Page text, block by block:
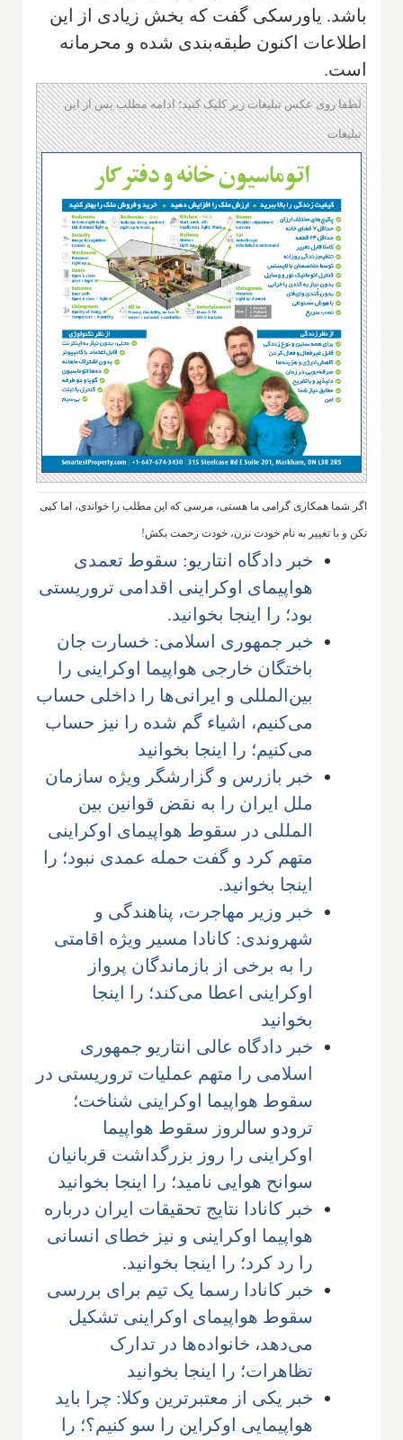
باشد. یاورسکی گفت که بخش زیادی از این
اطلاعات اکنون طبقه‌بندی شده و محرمانه
است.
لطفا روی عکس تبلیغات زیر کلیک کنید؛ ادامه مطلب پس از این
تبلیغات
اگر شما همکاری گرامی ما هستی، مرسی که این مطلب را خواندی، اما کپی
نکن و با تغییر به نام خودت نزن، خودت زحمت بکش!
خبر دادگاه انتاریو: سقوط تعمدی
هواپیمای اوکراینی اقدامی تروریستی
بود؛ را اینجا بخوانید.
خبر جمهوری اسلامی: خسارت جان
باختگان خارجی هواپیما اوکراینی را
بین‌المللی و ایرانی‌ها را داخلی حساب
می‌کنیم، اشیاء گم شده را نیز حساب
می‌کنیم؛ را اینجا بخوانید
خبر بازرس و گزارشگر ویژه سازمان
ملل ایران را به نقض قوانین بین
المللی در سقوط هواپیمای اوکراینی
متهم کرد و گفت حمله عمدی نبود؛ را
اینجا بخوانید.
خبر وزیر مهاجرت، پناهندگی و
شهروندی: کانادا مسیر ویژه اقامتی
را به برخی از بازماندگان پرواز
اوکراینی اعطا می‌کند؛ را اینجا
بخوانید
خبر دادگاه عالی انتاریو جمهوری
اسلامی را متهم عملیات تروریستی در
سقوط هواپیما اوکراینی شناخت؛
ترودو سالروز سقوط هواپیما
اوکراینی را روز بزرگداشت قربانیان
سوانح هوایی نامید؛ را اینجا بخوانید
خبر کانادا نتایج تحقیقات ایران درباره
هواپیما اوکراینی و نیز خطای انسانی
را رد کرد؛ را اینجا بخوانید.
خبر کانادا رسما یک تیم برای بررسی
سقوط هواپیمای اوکراینی تشکیل
می‌دهد، خانواده‌ها در تدارک
تظاهرات؛ را اینجا بخوانید
خبر یکی از معتبرترین وکلا: چرا باید
هواپیمایی اوکراین را سو کنیم؟؛ را